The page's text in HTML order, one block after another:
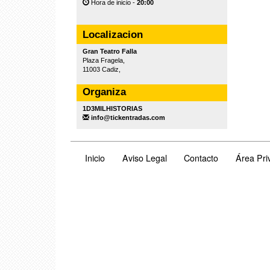
Hora de inicio -20:00
Localizacion
Gran Teatro Falla
Plaza Fragela,
11003 Cadiz,
Organiza
1D3MILHISTORIAS
info@tickentradas.com
Inicio Aviso Legal Contacto Área